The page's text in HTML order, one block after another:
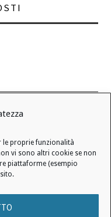
le proprie funzionalità
vi sono altri cookie se non
piattaforme (esempio
|